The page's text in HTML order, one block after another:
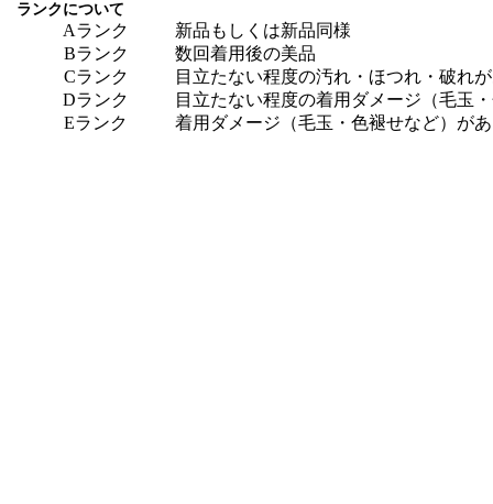
ランクについて
Aランク
新品もしくは新品同様
Bランク
数回着用後の美品
Cランク
目立たない程度の汚れ・ほつれ・破れ
Dランク
目立たない程度の着用ダメージ（毛玉
Eランク
着用ダメージ（毛玉・色褪せなど）が